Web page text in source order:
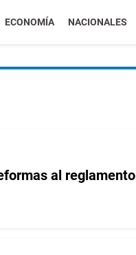
ECONOMÍA NACIONALES
al reglamento